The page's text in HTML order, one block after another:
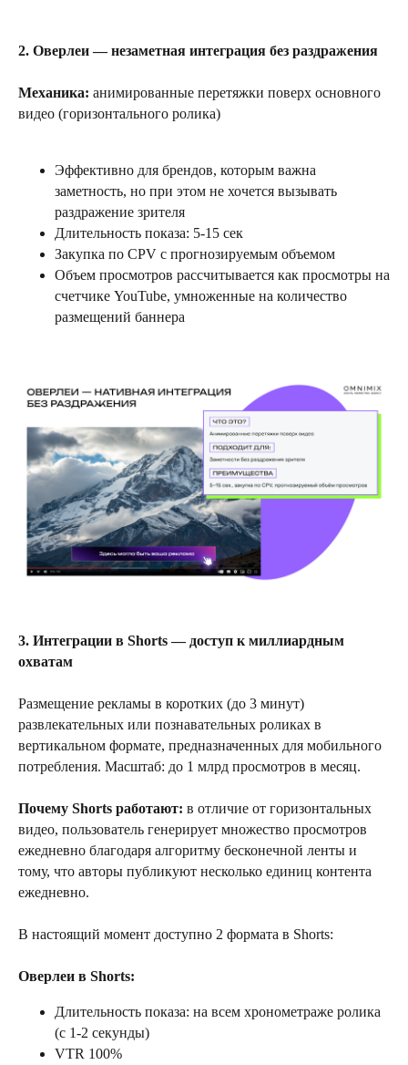
2. Оверлеи — незаметная интеграция без раздражения
Механика: анимированные перетяжки поверх основного
видео (горизонтального ролика)
Эффективно для брендов, которым важна
заметность, но при этом не хочется вызывать
раздражение зрителя
Длительность показа: 5-15 сек
Закупка по CPV с прогнозируемым объемом
Объем просмотров рассчитывается как просмотры на
счетчике YouTube, умноженные на количество
размещений баннера
3. Интеграции в Shorts — доступ к миллиардным
охватам
Размещение рекламы в коротких (до 3 минут)
развлекательных или познавательных роликах в
вертикальном формате, предназначенных для мобильного
потребления. Масштаб: до 1 млрд просмотров в месяц.
Почему Shorts работают: в отличие от горизонтальных
видео, пользователь генерирует множество просмотров
ежедневно благодаря алгоритму бесконечной ленты и
тому, что авторы публикуют несколько единиц контента
ежедневно.
В настоящий момент доступно 2 формата в Shorts:
Оверлеи в Shorts:
Длительность показа: на всем хронометраже ролика
(с 1-2 секунды)
VTR 100%